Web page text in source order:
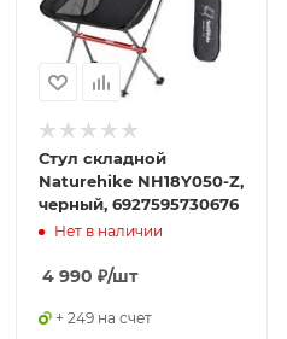
Стул складной
Naturehike NH18Y050-Z,
черный, 6927595730676
Нет в наличии
4 990 ₽/шт
+ 249 на счет